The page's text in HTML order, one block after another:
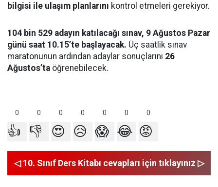
bilgisi ile ulaşım planlarını kontrol etmeleri gerekiyor.
104 bin 529 adayın katılacağı sınav, 9 Ağustos Pazar
günü saat 10.15’te başlayacak. Üç saatlik sınav
maratonunun ardından adaylar sonuçlarını 26
Ağustos’ta öğrenebilecek.
0 0 0 0 0 0 0
👍 👎 😍 😥 😱 😂 😡
◁ 10. Sınıf Ders Kitabı cevapları için tıklayınız ▷